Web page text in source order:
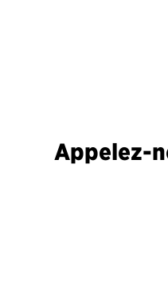
Appelez-